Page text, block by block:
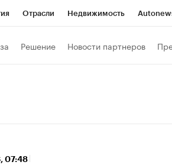
Отрасли Недвижимость
Решение Новости партнеров
07:48